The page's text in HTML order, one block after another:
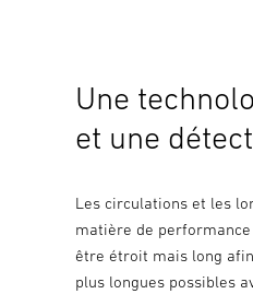
Une
et une
Les circulations et les
matière de
être étroit mais long
plus longues possibles